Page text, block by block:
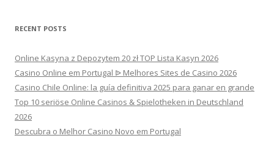
RECENT POSTS
Online Kasyna z Depozytem 20 zł TOP Lista Kasyn 2026
Casino Online em Portugal ᐉ Melhores Sites de Casino 2026
Casino Chile Online: la guía definitiva 2025 para ganar en grande
Top 10 seriöse Online Casinos & Spielotheken in Deutschland
2026
Descubra o Melhor Casino Novo em Portugal